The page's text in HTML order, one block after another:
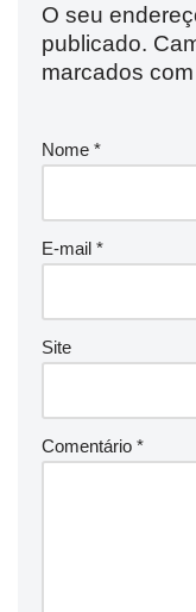
O seu
publicado.
marcados com
Nome *
E-mail *
Site
Comentário *